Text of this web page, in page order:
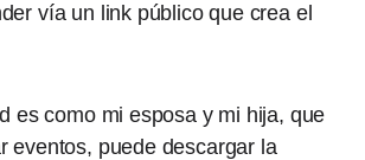
vía un link público que crea el
es como mi esposa y mi hija, que
eventos, puede descargar la